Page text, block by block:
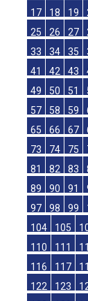
17
18 19
25
26 27
33
34 35
41
42 43
49
50 51
57
58 59
65
66 67
73
74 75
81
82 83
89
90 91
97
98 99
104
105
110
111
116
117
122
123